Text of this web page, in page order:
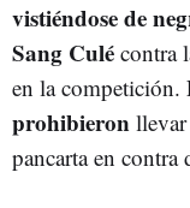
vistiéndose de
Sang Culé contra
en la competición.
prohibieron
pancarta en contra